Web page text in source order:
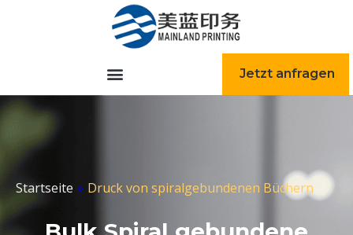
Jetzt anfragen
Startseite » Druck von spiralgebundenen Büchern